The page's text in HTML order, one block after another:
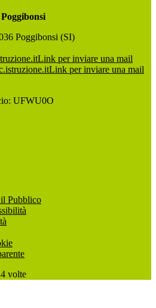
Poggibonsi (SI)
Link per inviare una mail
Link per inviare una mail
UFWU0O
Pubblico
volte